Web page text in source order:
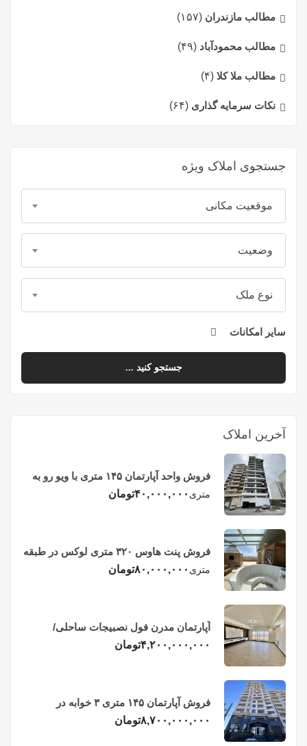
مطالب مازندران (۱۵۷)
مطالب محمودآباد (۴۹)
مطالب ملا کلا (۴)
نکات سرمایه گذاری (۶۴)
جستجوی املاک ویژه
موقعیت مکانی
وضعیت
نوع ملک
سایر امکانات
جستجو کنید ...
آخرین املاک
فروش واحد آپارتمان ۱۴۵ متری با ویو رو به
دریا در فریدونکنار
متری ۴۰,۰۰۰,۰۰۰تومان
فروش پنت هاوس ۳۲۰ متری لوکس در طبقه
چهاردهم فریدونکنار
متری ۸۰,۰۰۰,۰۰۰تومان
آپارتمان مدرن فول نصبیجات ساحلی/
فریدونکنار
۴,۲۰۰,۰۰۰,۰۰۰تومان
فروش آپارتمان ۱۴۵ متری ۳ خوابه در
فریدونکنار
۸,۷۰۰,۰۰۰,۰۰۰تومان